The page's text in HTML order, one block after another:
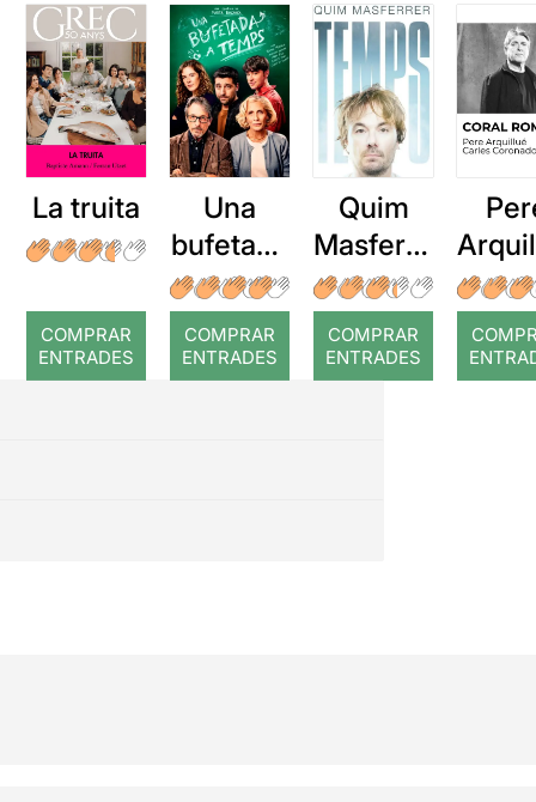
La truita
COMPRAR
ENTRADES
Una
bufetada
a temps
COMPRAR
ENTRADES
Quim
Masferre
r: Temps
COMPRAR
ENTRADES
: